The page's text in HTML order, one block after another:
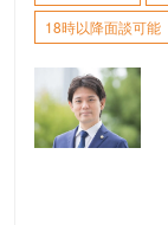
18時以降面談可能